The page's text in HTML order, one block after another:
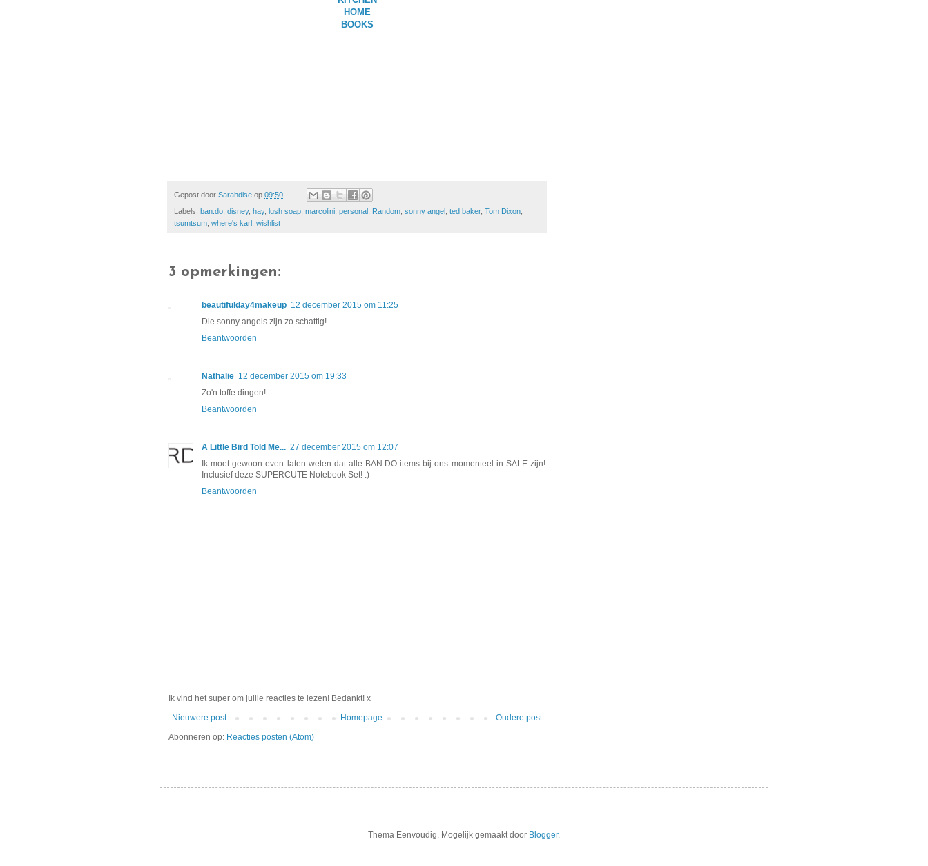
HOME
BOOKS
Gepost door Sarahdise op 09:50
Labels: ban.do disney, hay, lush soap marcolini personal Random sonny angel ted baker, Tom Dixon
tsumtsum where's karl wishlist
3 opmerkingen:
beautifulday4makeup 12 december 2015 om 11:25
Die sonny angels zijn zo schattig!
Beantwoorden
Nathalie 12 december 2015 om 19:33
Zo'n toffe dingen!
Beantwoorden
A Little Bird Told Me... 27 december 2015 om 12:07
Ik moet gewoon even laten weten dat alle BAN.DO items bij ons momenteel in SALE zijn!
Inclusief deze SUPERCUTE Notebook Set! :)
Beantwoorden
Ik vind het super om jullie reacties te lezen! Bedankt! x
Nieuwere post
Oudere post
Homepage
Abonneren op: Reacties posten (Atom)
Thema Eenvoudig. Mogelijk gemaakt door Blogger.